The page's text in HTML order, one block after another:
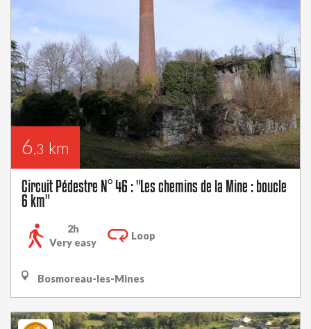
6,3 km
Circuit Pédestre N° 46 : "Les chemins de la Mine : boucle
6 km"
2h
Very easy
Loop
Bosmoreau-les-Mines